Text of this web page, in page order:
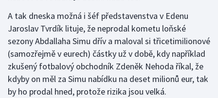
A tak dneska možná i šéf představenstva v Edenu
Jaroslav Tvrdík lituje, že neprodal kometu loňské
sezony Abdallaha Simu dřív a maloval si třicetimilionové
(samozřejmě v eurech) částky už v době, kdy například
zkušený fotbalový obchodník Zdeněk Nehoda říkal, že
kdyby on měl za Simu nabídku na deset milionů eur, tak
by ho prodal hned, protože rizika jsou velká.